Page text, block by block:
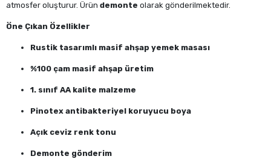
atmosfer oluşturur. Ürün demonte olarak gönderilmektedir.
Öne Çıkan Özellikler
Rustik tasarımlı masif ahşap yemek masası
%100 çam masif ahşap üretim
1. sınıf AA kalite malzeme
Pinotex antibakteriyel koruyucu boya
Açık ceviz renk tonu
Demonte gönderim